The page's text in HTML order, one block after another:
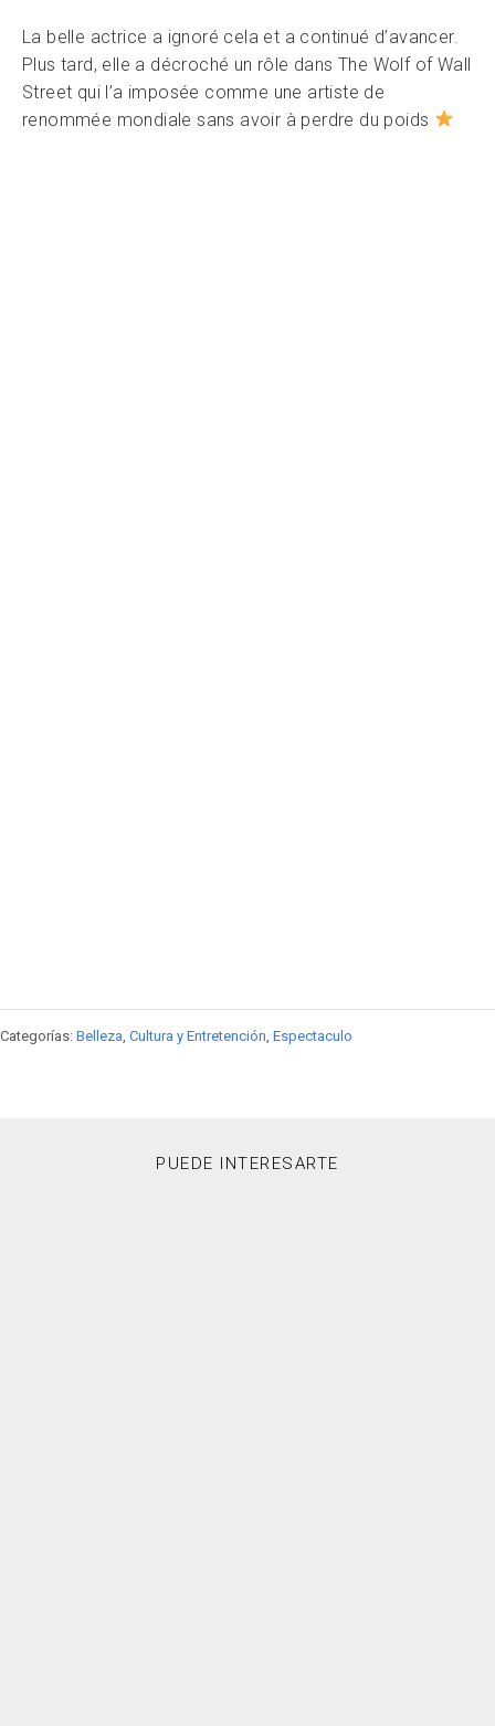
La belle actrice a ignoré cela et a continué d’avancer.
Plus tard, elle a décroché un rôle dans The Wolf of Wall
Street qui l’a imposée comme une artiste de
renommée mondiale sans avoir à perdre du poids
Categorías: Belleza Cultura y Entretención Espectaculo
PUEDE INTERESARTE